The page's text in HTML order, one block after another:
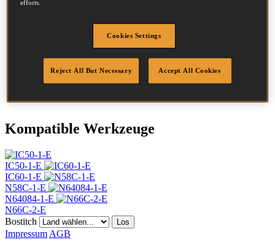
4.5 mm
Ring
Beschichtung
Spitzenprofil
Flache Spitze
Kompatible Werkzeuge
IC50-1-E
IC60-1-E
N58C-1-E
N64084-1-E
N66C-2-E
Bostitch
Los
Impressum AGB
efforts.
Cookies Settings
Reject All But Necessary Accept All Cookies